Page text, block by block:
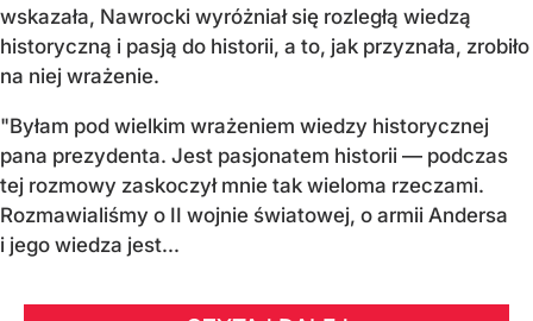
wskazała, Nawrocki wyróżniał się rozległą wiedzą
historyczną i pasją do historii, a to, jak przyznała, zrobiło
na niej wrażenie.
"Byłam pod wielkim wrażeniem wiedzy historycznej
pana prezydenta. Jest pasjonatem historii — podczas
tej rozmowy zaskoczył mnie tak wieloma rzeczami.
Rozmawialiśmy o II wojnie światowej, o armii Andersa
i jego wiedza jest...